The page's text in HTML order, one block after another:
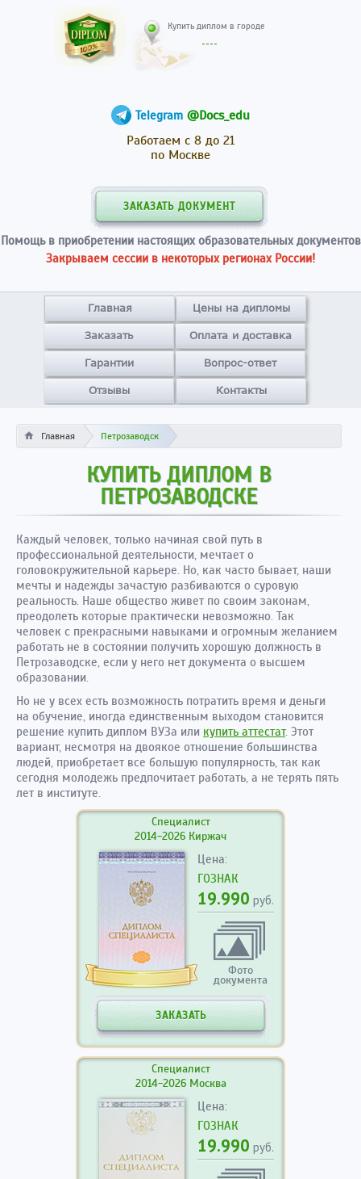
Telegram @Docs_edu
Работаем с 8 до 21
по Москве
ЗАКАЗАТЬ ДОКУМЕНТ
Помощь в приобретении настоящих образовательных документов
Закрываем сессии в некоторых регионах России!
Главная Цены на дипломы
Заказать Оплата и доставка
Гарантии Вопрос-ответ
Отзывы Контакты
Главная Петрозаводск
КУПИТЬ ДИПЛОМ В
ПЕТРОЗАВОДСКЕ
Каждый человек, только начиная свой путь в
профессиональной деятельности, мечтает о
головокружительной карьере. Но, как часто бывает, наши
мечты и надежды зачастую разбиваются о суровую
реальность. Наше общество живет по своим законам,
преодолеть которые практически невозможно. Так
человек с прекрасными навыками и огромным желанием
работать не в состоянии получить хорошую должность в
Петрозаводске, если у него нет документа о высшем
образовании.
Но не у всех есть возможность потратить время и деньги
на обучение, иногда единственным выходом становится
решение купить диплом ВУЗа или купить аттестат. Этот
вариант, несмотря на двоякое отношение большинства
людей, приобретает все большую популярность, так как
сегодня молодежь предпочитает работать, а не терять пять
лет в институте.
Специалист
2014-2026 Киржач
Цена:
ГОЗНАК
19.990 руб.
Фото
документа
ЗАКАЗАТЬ
Специалист
2014-2026 Москва
Цена:
ГОЗНАК
19.990 руб.